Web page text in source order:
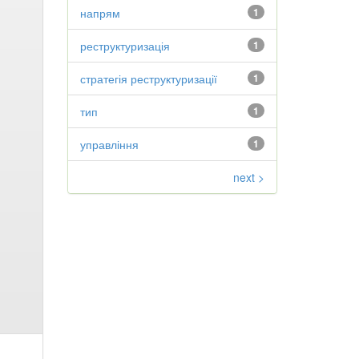
1
напрям
1
реструктуризація
1
стратегія реструктуризації
1
тип
1
управління
next >